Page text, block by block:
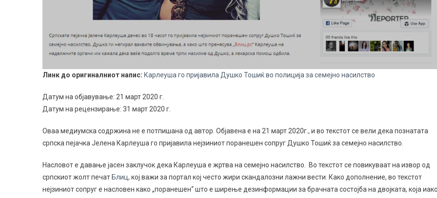
Линк до оригиналниот напис: Карлеуша го пријавила Душко Тошиќ во полиција за семејно насилство
Датум на објавување: 21 март 2020 г.
Датум на рецензирање: 31 март 2020 г.
Оваа медиумска содржина не е потпишана од автор. Објавена е на 21 март 2020г., и во текстот се вели дека познатата
српска пејачка Јелена Карлеуша го пријавила нејзиниот поранешен сопруг Душко Тошиќ за семејно насилство.
Насловот е давање јасен заклучок дека Карлеуша е жртва на семејно насилство. Во текстот се повикуваат на извор од
српскиот жолт печатБлиц, кој важи за портал кој често жири скандалозни лажни вести. Како дополнение, во текстот
нејзиниот сопруг е насловен како „поранешен“ што е ширење дезинформации за брачната состојба на двојката, која